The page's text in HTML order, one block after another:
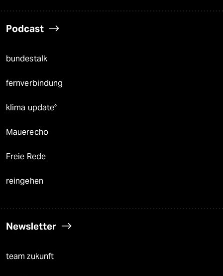
Podcast
bundestalk
fernverbindung
klima update°
Mauerecho
Freie Rede
reingehen
Newsletter
team zukunft